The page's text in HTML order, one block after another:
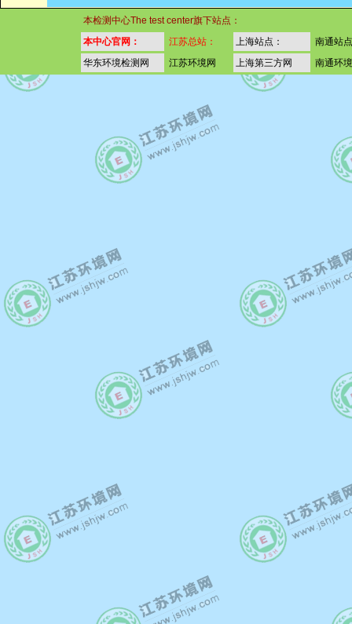
本检测中心The test center旗下站点：
本中心官网：
江苏总站： 上海站点：
南通站
华东环境检测网
江苏环境网 上海第三方网 南通环